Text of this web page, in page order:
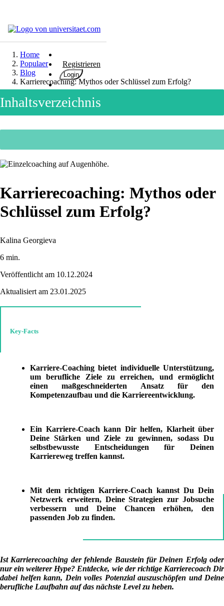
Registrieren
Login
Studium
Karriere
Populär
Rate
&
Win
ENGLISCH
Home
Populaer
Blog
Karrierecoaching: Mythos oder Schlüssel zum Erfolg?
Inhaltsverzeichnis
Karrierecoaching: Mythos oder
Schlüssel zum Erfolg?
Kalina Georgieva
6 min.
Veröffentlicht am 10.12.2024
Aktualisiert am 23.01.2025
Key-Facts
Karriere-Coaching bietet individuelle Unterstützung,
um berufliche Ziele zu erreichen, und ermöglicht
einen maßgeschneiderten Ansatz für den
Kompetenzaufbau und die Karriereentwicklung.
Ein Karriere-Coach kann Dir helfen, Klarheit über
Deine Stärken und Ziele zu gewinnen, sodass Du
selbstbewusste Entscheidungen für Deinen
Karriereweg treffen kannst.
Mit dem richtigen Karriere-Coach kannst Du Dein
Netzwerk erweitern, Deine Strategien zur Jobsuche
verbessern und Deine Chancen erhöhen, den
passenden Job zu finden.
Ist Karrierecoaching der fehlende Baustein für Deinen Erfolg oder
nur ein weiterer Hype? Entdecke, wie der richtige Karrierecoach Dir
dabei helfen kann, Dein volles Potenzial auszuschöpfen und Deine
berufliche Laufbahn auf das nächste Level zu heben.